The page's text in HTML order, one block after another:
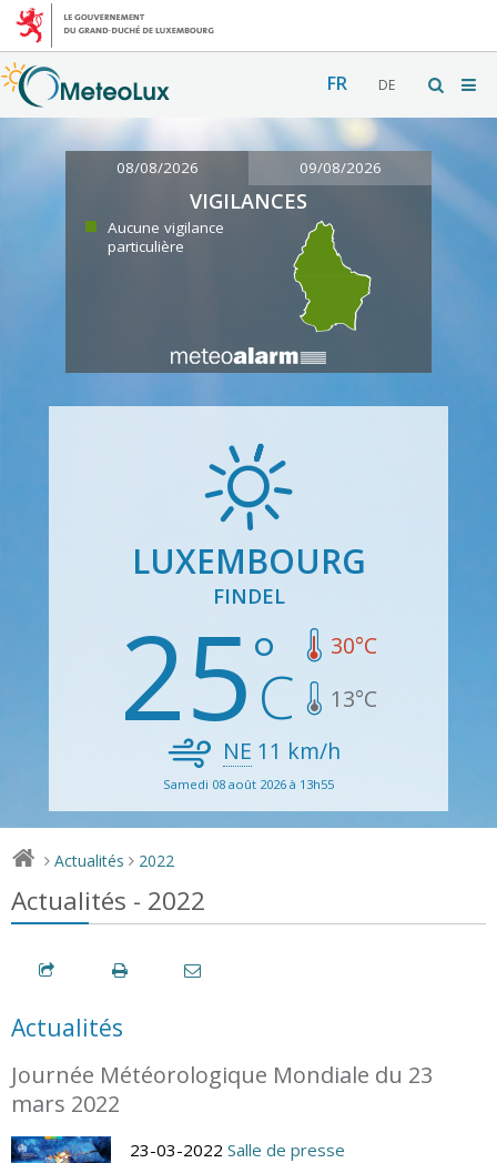
FR DE
08/08/2026 09/08/2026
VIGILANCES
Aucune vigilance
particulière
LUXEMBOURG
FINDEL
25 30°C
13°C
NE 11 km/h
Samedi 08 août 2026 à 13h55
> Actualités > 2022
Actualités - 2022
Actualités
Journée Météorologique Mondiale du 23
mars 2022
23-03-2022 Salle de presse